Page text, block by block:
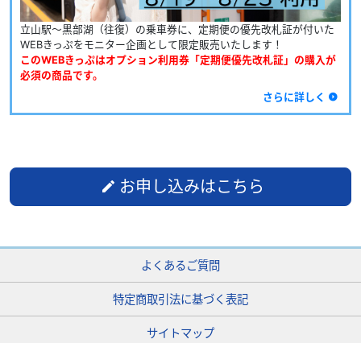
立山駅～黒部湖（往復）の乗車券に、定期便の優先改札証が付いた
WEBきっぷをモニター企画として限定販売いたします！
このWEBきっぷはオプション利用券「定期便優先改札証」の購入が
必須の商品です。
さらに詳しく
お申し込みはこちら
よくあるご質問
特定商取引法に基づく表記
サイトマップ